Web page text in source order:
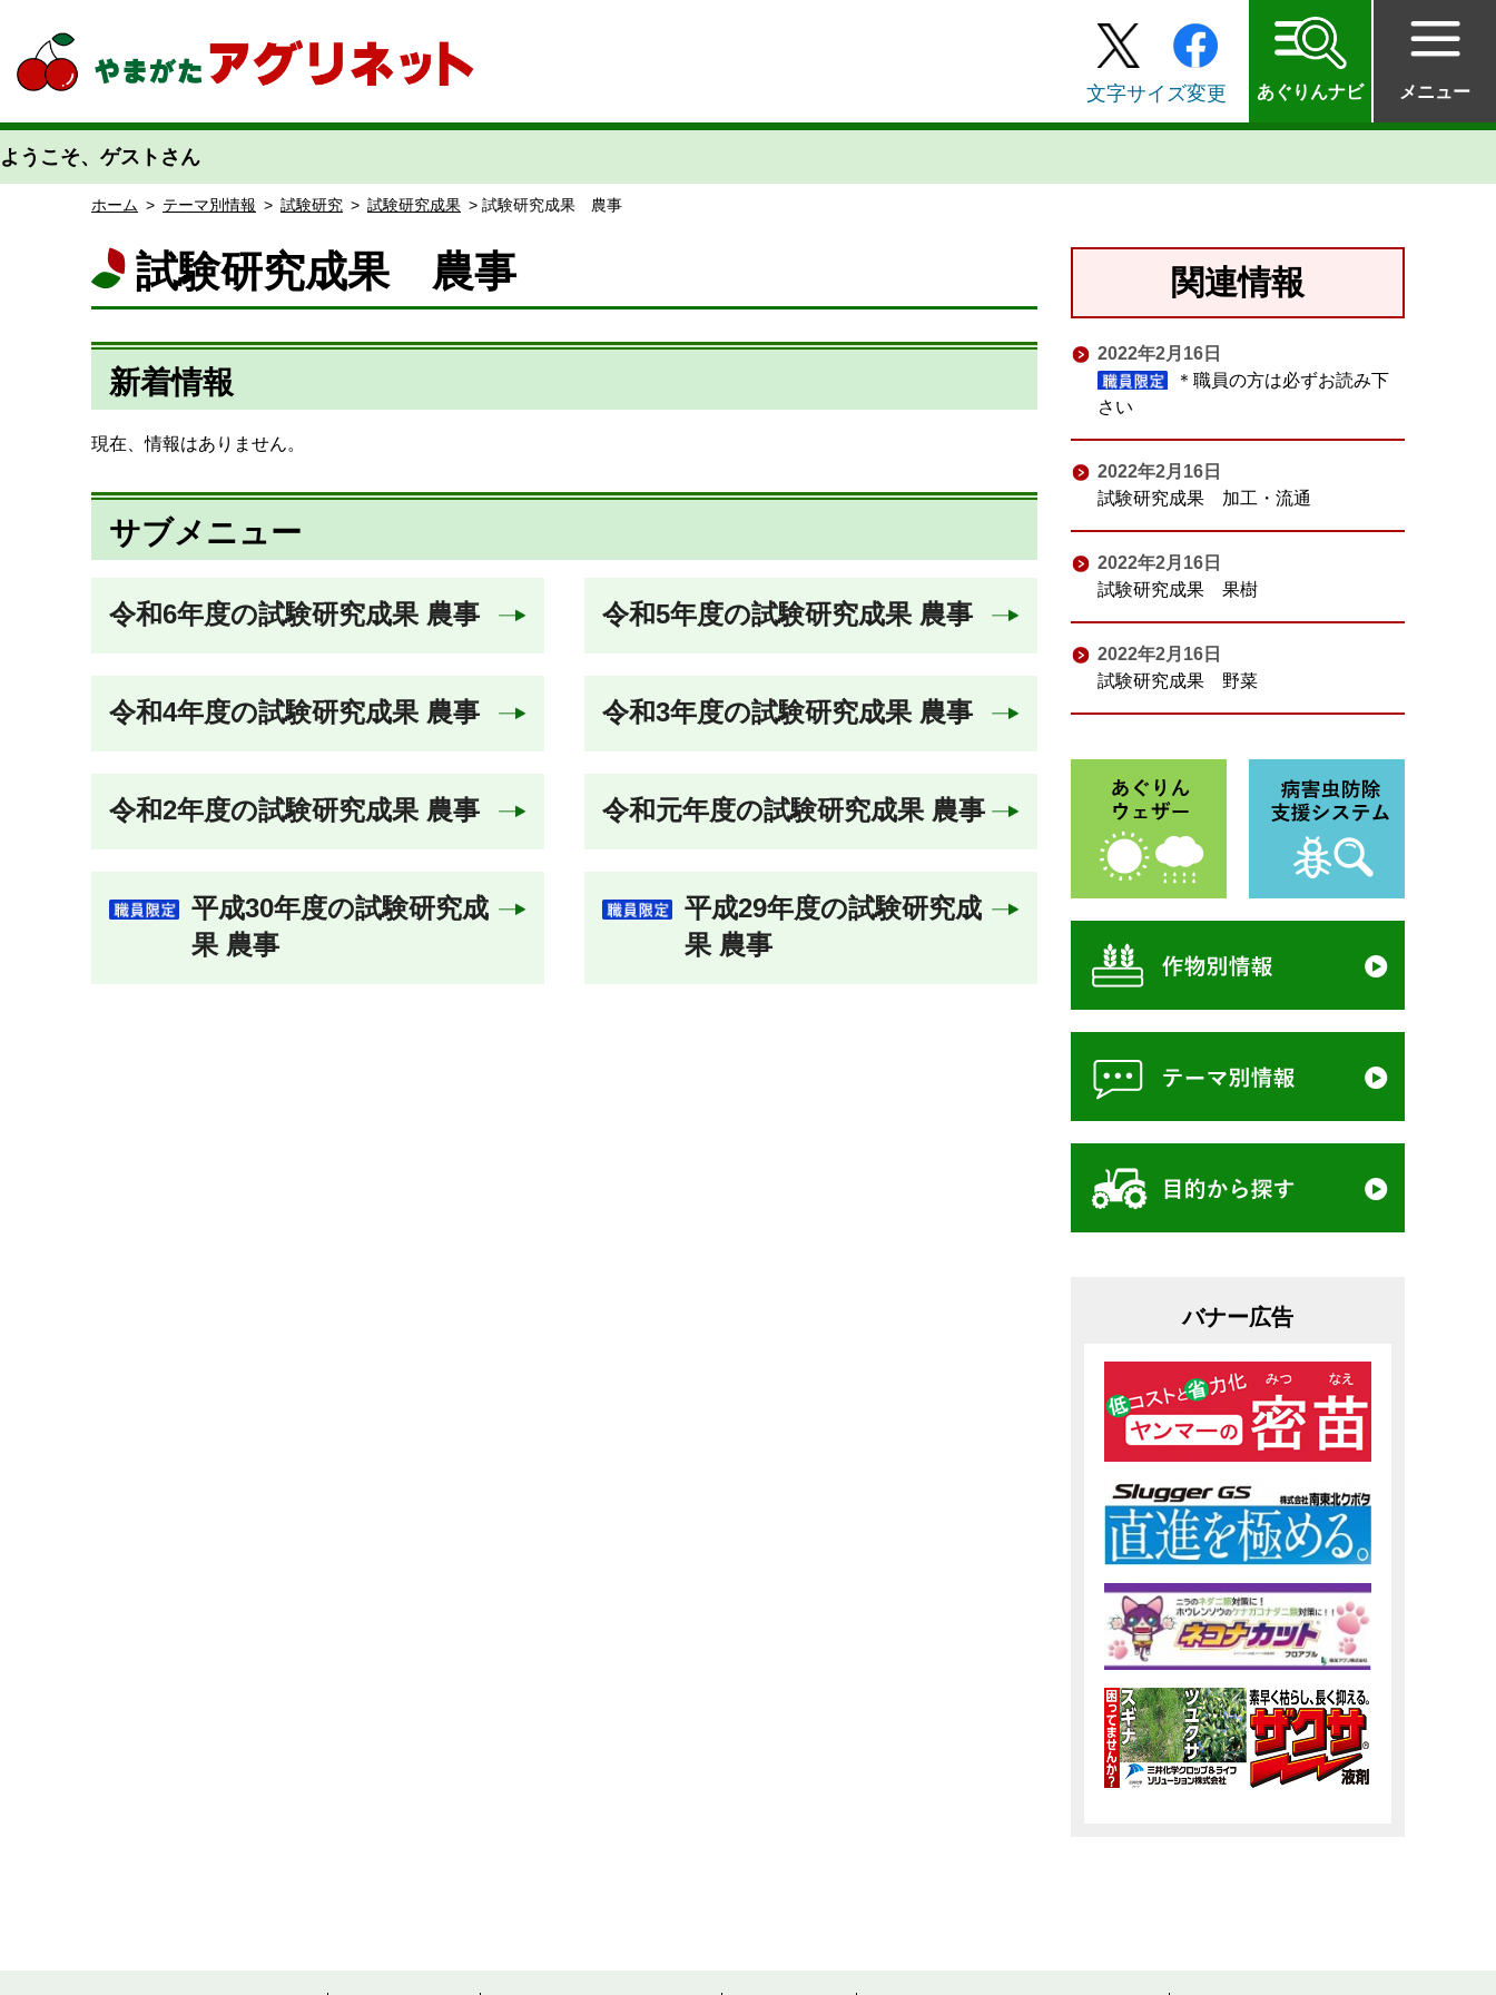
文字サイズ変更 あぐりんナビ メニュー
ようこそ、ゲストさん
ホーム > テーマ別情報 > 試験研究 > 試験研究成果 > 試験研究成果 農事
試験研究成果 農事
新着情報
現在、情報はありません。
サブメニュー
令和6年度の試験研究成果 農事 令和5年度の試験研究成果 農事
令和4年度の試験研究成果 農事 令和3年度の試験研究成果 農事
令和2年度の試験研究成果 農事 令和元年度の試験研究成果 農事
平成30年度の試験研究成
果 農事
平成29年度の試験研究成
果 農事
関連情報
2022年2月16日
＊職員の方は必ずお読み下
さい
2022年2月16日
試験研究成果 加工・流通
2022年2月16日
試験研究成果 果樹
2022年2月16日
試験研究成果 野菜
バナー広告